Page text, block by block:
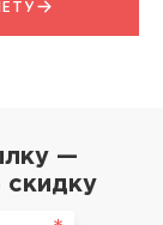
—
скидку